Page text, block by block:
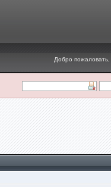
Добро пожаловать,